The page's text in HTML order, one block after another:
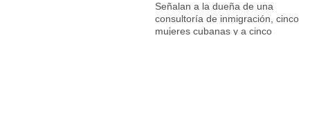
Señalan a la dueña de una
consultoría de inmigración, cinco
mujeres cubanas y a cinco